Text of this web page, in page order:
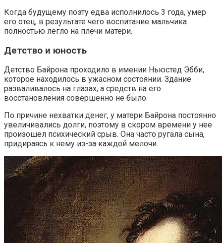
Когда будущему поэту едва исполнилось 3 года, умер
его отец, в результате чего воспитание мальчика
полностью легло на плечи матери.
Детство и юность
Детство Байрона проходило в имении Ньюстед Эбби,
которое находилось в ужасном состоянии. Здание
разваливалось на глазах, а средств на его
восстановления совершенно не было.
По причине нехватки денег, у матери Байрона постоянно
увеличивались долги, поэтому в скором времени у нее
произошел психический срыв. Она часто ругала сына,
придираясь к нему из-за каждой мелочи.